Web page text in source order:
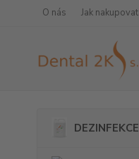
O nás Jak nakupovat
DEZINFEKCE